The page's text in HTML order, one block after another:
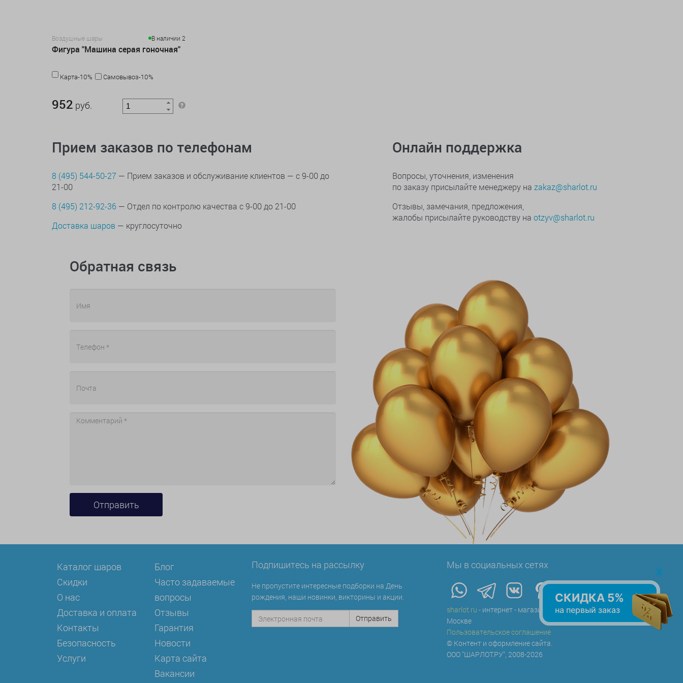
Воздушные шары В наличии 2
Фигура "Машина серая гоночная"
Карта-10%
Самовывоз-10%
952 руб.
Прием заказов по телефонам
8 (495) 544-50-27 — Прием заказов и обслуживание клиентов — с 9-00 до
21-00
8 (495) 212-92-36 — Отдел по контролю качества с 9-00 до 21-00
Доставка шаров — круглосуточно
Онлайн поддержка
Вопросы, уточнения, изменения
по заказу присылайте менеджеру на zakaz@sharlot.ru
Отзывы, замечания, предложения,
жалобы присылайте руководству на otzyv@sharlot.ru
Обратная связь
Каталог шаров
Скидки
О нас
Доставка и оплата
Контакты
Безопасность
Услуги
Блог
Часто задаваемые
вопросы
Отзывы
Гарантия
Новости
Карта сайта
Вакансии
Подпишитесь на рассылку
Не пропустите интересные подборки на День
рождения, наши новинки, викторины и акции.
Мы в социальных сетях
sharlot.ru - интернет - магазин воздушных шаров в
Москве
Пользовательское соглашение
© Контент и оформление сайта.
ООО "ШАРЛОТ.РУ", 2008-2026
x
СКИДКА 5%
на первый заказ